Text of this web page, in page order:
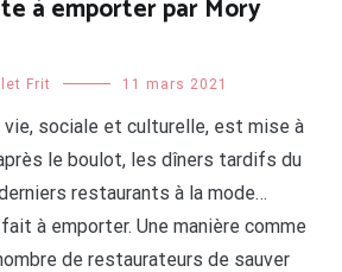
à emporter par Mory
Frit 11 mars 2021
vie, sociale et culturelle, est mise à
le boulot, les dîners tardifs du
restaurants à la mode…
à emporter. Une manière comme
de restaurateurs de sauver